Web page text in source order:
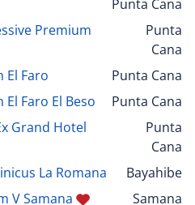
Punta Cana
Premium
Punta
Cana
El Faro
Punta Cana
Faro El Beso
Punta Cana
Grand Hotel
Punta
Cana
La Romana
Bayahibe
V Samana
Samana